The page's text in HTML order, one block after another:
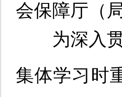
会保障厅（
为深入
集体学习时